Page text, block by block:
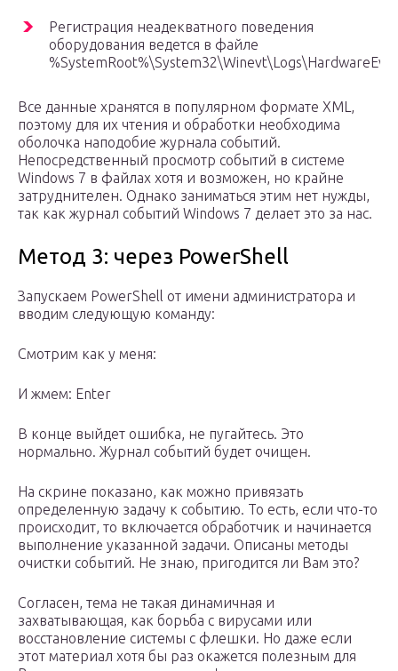
Регистрация неадекватного поведения
оборудования ведется в файле
Все данные хранятся в популярном формате XML,
поэтому для их чтения и обработки необходима
оболочка наподобие журнала событий.
Непосредственный просмотр событий в системе
Windows 7 в файлах хотя и возможен, но крайне
затруднителен. Однако заниматься этим нет нужды,
так как журнал событий Windows 7 делает это за нас.
Метод 3: через PowerShell
Запускаем PowerShell от имени администратора и
вводим следующую команду:
Смотрим как у меня:
И жмем: Enter
В конце выйдет ошибка, не пугайтесь. Это
нормально. Журнал событий будет очищен.
На скрине показано, как можно привязать
определенную задачу к событию. То есть, если что-то
происходит, то включается обработчик и начинается
выполнение указанной задачи. Описаны методы
очистки событий. Не знаю, пригодится ли Вам это?
Согласен, тема не такая динамичная и
захватывающая, как борьба с вирусами или
восстановление системы с флешки. Но даже если
этот материал хотя бы раз окажется полезным для